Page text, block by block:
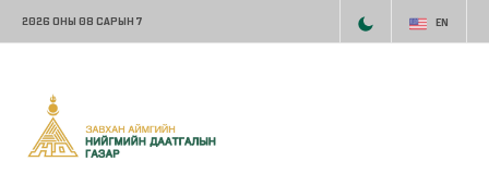
2026 ОНЫ 08 САРЫН 7 EN